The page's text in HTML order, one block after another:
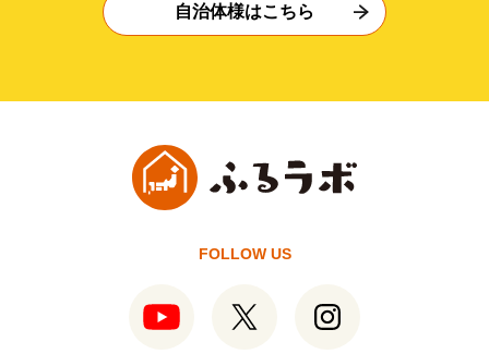
自治体様はこちら
FOLLOW US